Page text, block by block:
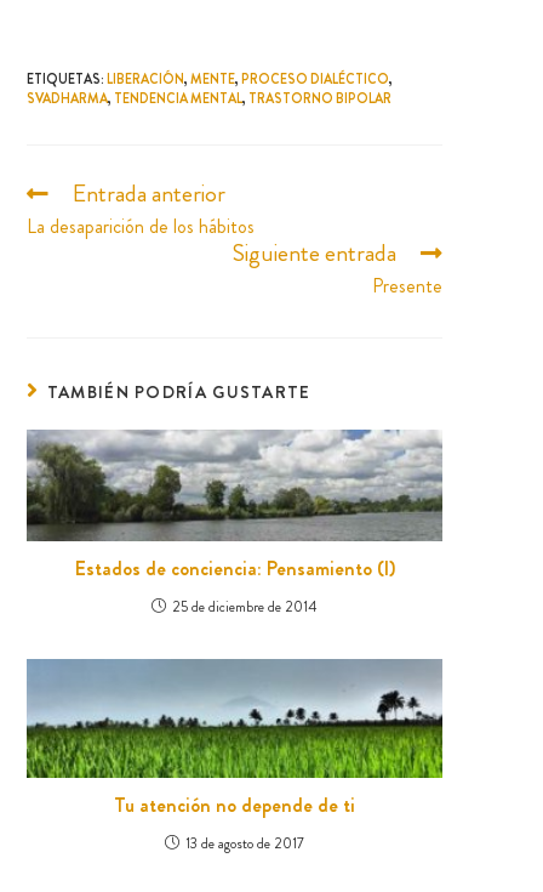
ETIQUETAS:LIBERACIÓN, MENTE, PROCESO DIALÉCTICO,
SVADHARMA, TENDENCIA MENTAL, TRASTORNO BIPOLAR
Entrada anterior
La desaparición de los hábitos
Siguiente entrada
Presente
TAMBIÉN PODRÍA GUSTARTE
Estados de conciencia: Pensamiento (I)
25 de diciembre de 2014
Tu atención no depende de ti
13 de agosto de 2017